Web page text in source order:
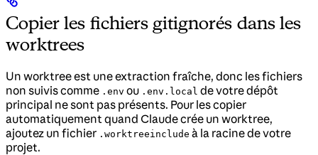
Copier les fichiers gitignorés dans les
worktrees
Un worktree est une extraction fraîche, donc les fichiers
non suivis comme .env ou .env.local de votre dépôt
principal ne sont pas présents. Pour les copier
automatiquement quand Claude crée un worktree,
ajoutez un fichier .worktreeinclude à la racine de votre
projet.